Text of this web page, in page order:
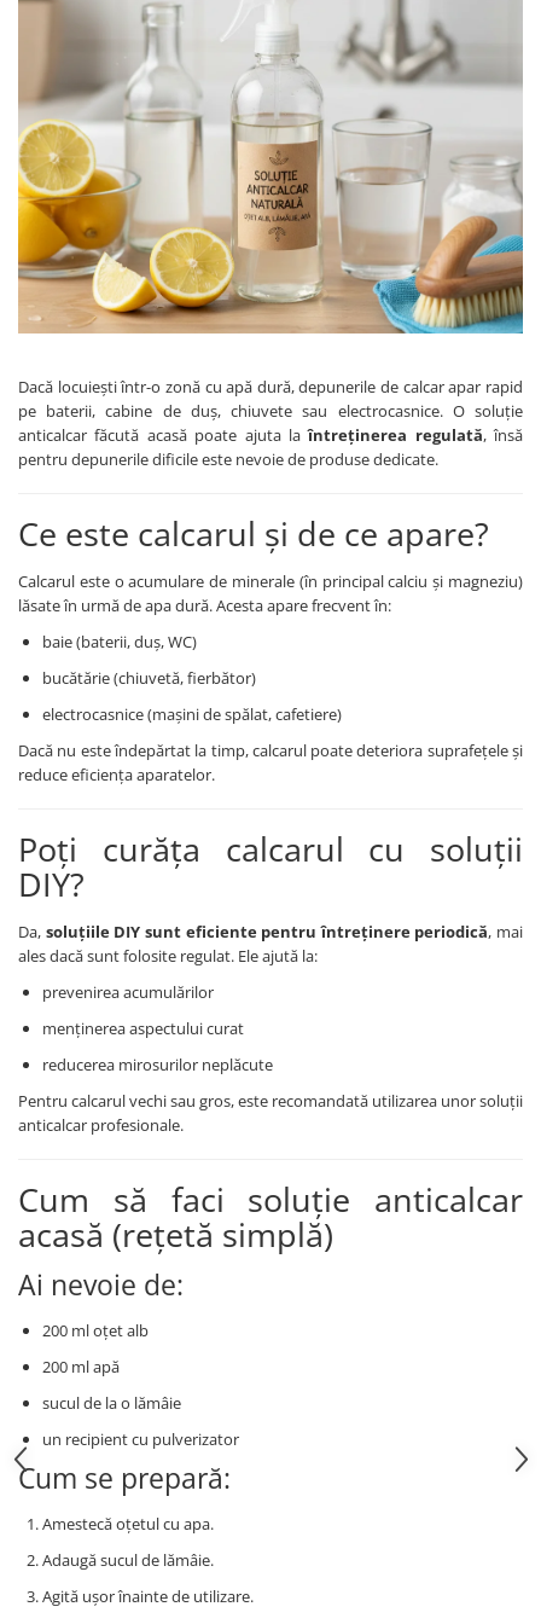
Soluții anticalcar, piatră și rugină
Soluții desfundat țevi
Hârtie igienică
Detergenți diverse suprafețe
Sticlă și ferestre
Covoare și tapițerii
Mobilier
Inox
Curățare universală
Detergenți pardoseli
Lemn și parchet
Gresie, piatră și granit
Detergent rufe capsule
Detergent rufe lichid
Detergent rufe pudră
Balsam de rufe
Înălbitor și îndepărtare pete
Soluții anticalcar, igienizante și
Odorizanți
Igienă orală
Apă de gură
Pastă de dinți
Produse pentru ras
After Shave
Cremă de ras
Gel de ras
Spumă de ras
Produse pentru ten
Apă micelară
Demachiant
Șervețele demachiante
Îngrijire bebeluși
Dacă locuiești într-o zonă cu apă dură, depunerile de calcar apar rapid
pe baterii, cabine de duș, chiuvete sau electrocasnice. O soluție
anticalcar făcută acasă poate ajuta laîntreținerea regulată, însă
pentru depunerile dificile este nevoie de produse dedicate.
Ce este calcarul și de ce apare?
Calcarul este o acumulare de minerale (în principal calciu și magneziu)
lăsate în urmă de apa dură. Acesta apare frecvent în:
baie (baterii, duș, WC)
bucătărie (chiuvetă, fierbător)
electrocasnice (mașini de spălat, cafetiere)
Dacă nu este îndepărtat la timp, calcarul poate deteriora suprafețele și
reduce eficiența aparatelor.
Poți curăța calcarul cu soluții
DIY?
Da, soluțiile DIY sunt eficiente pentru întreținere periodică, mai
ales dacă sunt folosite regulat. Ele ajută la:
prevenirea acumulărilor
menținerea aspectului curat
reducerea mirosurilor neplăcute
Pentru calcarul vechi sau gros, este recomandată utilizarea unor soluții
anticalcar profesionale.
Cum să faci soluție anticalcar
acasă (rețetă simplă)
Ai nevoie de:
200 ml oțet alb
200 ml apă
sucul de la o lămâie
un recipient cu pulverizator
Cum se prepară:
Amestecă oțetul cu apa.
Adaugă sucul de lămâie.
Agită ușor înainte de utilizare.